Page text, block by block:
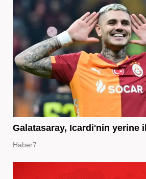
Galatasaray, Icardi'nin yerine
Haber7